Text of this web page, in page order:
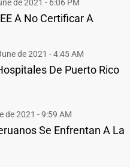
de 2021 - 6:06 PM
A No Certificar A
de 2021 - 4:45 AM
De Puerto Rico
de 2021 - 9:59 AM
Se Enfrentan A La